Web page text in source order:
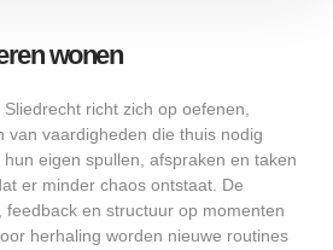
wonen
richt zich op oefenen,
van vaardigheden die thuis nodig
eigen spullen, afspraken en taken
er minder chaos ontstaat. De
feedback en structuur op momenten
herhaling worden nieuwe routines